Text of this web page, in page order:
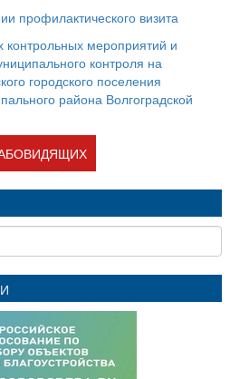
профилактического визита
контрольных мероприятий и
контроля на
городского поселения
района Волгоградской